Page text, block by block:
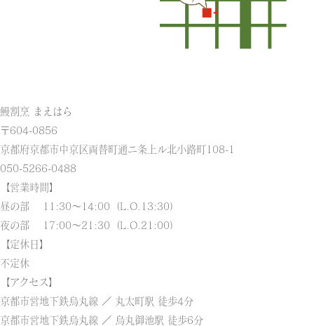
鰻割烹 まえはら
〒604-0856
京都府京都市中京区両替町通ニ条上ル北小路町108-1
050-5266-0488
【営業時間】
昼の部 11:30～14:00（L.O.13:30）
夜の部 17:00～21:30（L.O.21:00）
【定休日】
不定休
【アクセス】
京都市営地下鉄烏丸線 ／ 丸太町駅 徒歩4分
京都市営地下鉄烏丸線 ／ 烏丸御池駅 徒歩6分